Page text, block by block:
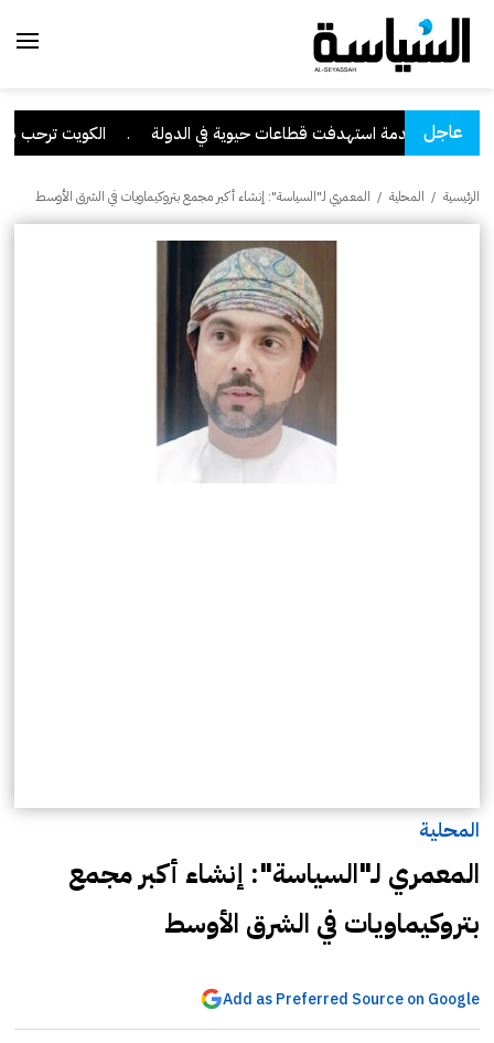
عاجلمتقدمة استهدفت قطاعات حيوية في الدولة . الكويت ترحب
الرئيسية / المحلية / المعمري لـ"السياسة": إنشاء أكبر مجمع بتروكيماويات في الشرق الأوسط
المحلية
المعمري لـ"السياسة": إنشاء أكبر مجمع
بتروكيماويات في الشرق الأوسط
Add as Preferred Source on Google